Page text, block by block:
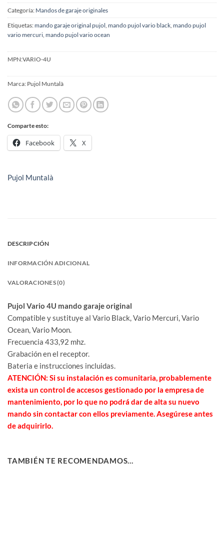
Categoría: Mandos de garaje originales
Etiquetas:mando garaje original pujol, mando pujol vario black, mando pujol
vario mercuri, mando pujol vario ocean
MPN:VARIO-4U
Marca: Pujol Muntalà
Comparte esto:
Facebook X
Pujol Muntalà
DESCRIPCIÓN
INFORMACIÓN ADICIONAL
VALORACIONES (0)
Pujol Vario 4U mando garaje original
Compatible y sustituye al Vario Black, Vario Mercuri, Vario
Ocean, Vario Moon.
Frecuencia 433,92 mhz.
Grabación en el receptor.
Bateria e instrucciones incluidas.
ATENCIÓN: Si su instalación es comunitaria, probablemente
exista un control de accesos gestionado por la empresa de
mantenimiento, por lo que no podrá dar de alta su nuevo
mando sin contactar con ellos previamente. Asegúrese antes
de adquirirlo.
TAMBIÉN TE RECOMENDAMOS…